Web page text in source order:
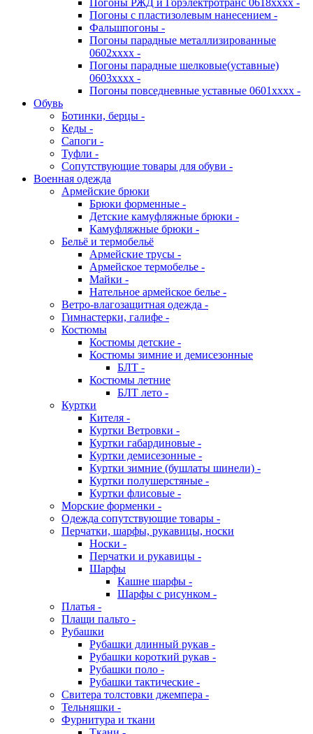
Погоны РЖД и Горэлектротранс 0618хххх -
Погоны с пластизолевым нанесением -
Фальшпогоны -
Погоны парадные металлизированные
0602хххх -
Погоны парадные шелковые(уставные)
0603хххх -
Погоны повседневные уставные 0601хххх -
Обувь
Ботинки, берцы -
Кеды -
Сапоги -
Туфли -
Сопутствующие товары для обуви -
Военная одежда
Армейские брюки
Брюки форменные -
Детские камуфляжные брюки -
Камуфляжные брюки -
Бельё и термобельё
Армейские трусы -
Армейское термобелье -
Майки -
Нательное армейское белье -
Ветро-влагозащитная одежда -
Гимнастерки, галифе -
Костюмы
Костюмы детские -
Костюмы зимние и демисезонные
БЛТ -
Костюмы летние
БЛТ лето -
Куртки
Кителя -
Куртки Ветровки -
Куртки габардиновые -
Куртки демисезонные -
Куртки зимние (бушлаты шинели) -
Куртки полушерстяные -
Куртки флисовые -
Морские форменки -
Одежда сопутствующие товары -
Перчатки, шарфы, рукавицы, носки
Носки -
Перчатки и рукавицы -
Шарфы
Кашне шарфы -
Шарфы с рисунком -
Платья -
Плащи пальто -
Рубашки
Рубашки длинный рукав -
Рубашки короткий рукав -
Рубашки поло -
Рубашки тактические -
Свитера толстовки джемпера -
Тельняшки -
Фурнитура и ткани